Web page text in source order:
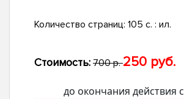
Количество страниц: 105 с. : ил.
Стоимость: 700 р.250 руб.
до окончания действия